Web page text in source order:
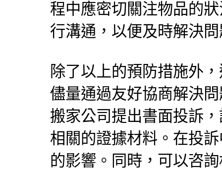
程中應密切關注物品的
行溝通，以便及時解決
除了以上的預防措施外
儘量通過友好協商解決
搬家公司提出書面投訴
相關的證據材料。在投
的影響。同時，可以咨